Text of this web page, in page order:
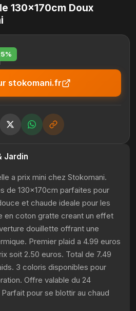
130x170cm Doux
stokomani.fr
Jardin
a prix mini chez Stokomani.
de 130x170cm parfaites pour
et chaude ideale pour les
en coton gratte creant un effet
douillette offrant une
Premier plaid a 4.99 euros
soit 2.50 euros. Total de 7.49
3 coloris disponibles pour
Offre valable du 24
pour se blottir au chaud